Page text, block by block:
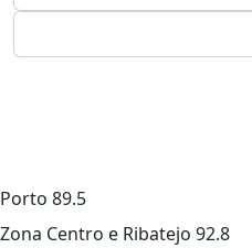
Porto 89.5
Zona Centro e Ribatejo 92.8